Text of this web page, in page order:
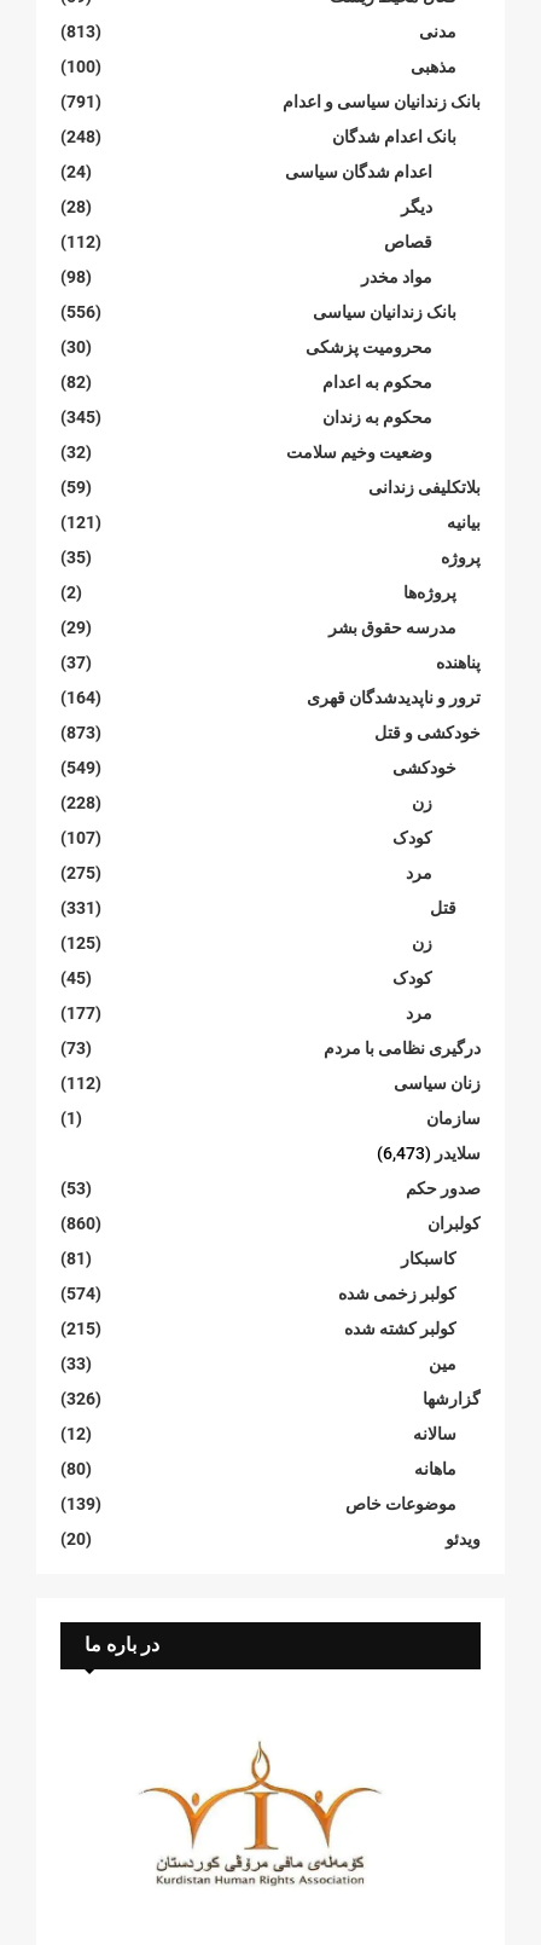
مدنی
(813)
مذهبی
(100)
بانک زندانیان سیاسی و اعدام
(791)
بانک اعدام شدگان
(248)
اعدام شدگان سیاسی
(24)
دیگر
(28)
قصاص
(112)
مواد مخدر
(98)
بانک زندانیان سیاسی
(556)
محرومیت پزشکی
(30)
محکوم بە اعدام
(82)
محکوم بە زندان
(345)
وضعیت وخیم سلامت
(32)
بلاتکلیفی زندانی
(59)
بیانیە
(121)
پروژە
(35)
پروژەها
(2)
مدرسە حقوق بشر
(29)
پناهنده
(37)
ترور و ناپدیدشدگان قهری
(164)
خودکشی و قتل
(873)
خودکشی
(549)
زن
(228)
کودک
(107)
مرد
(275)
قتل
(331)
زن
(125)
کودک
(45)
مرد
(177)
درگیری نظامی با مردم
(73)
زنان سیاسی
(112)
سازمان
(1)
سلایدر (6,473)
صدور حکم
(53)
کولبران
(860)
کاسبکار
(81)
کولبر زخمی شدە
(574)
کولبر کشتە شدە
(215)
مین
(33)
گزارشها
(326)
سالانە
(12)
ماهانە
(80)
موضوعات خاص
(139)
ویدئو
(20)
در باره ما